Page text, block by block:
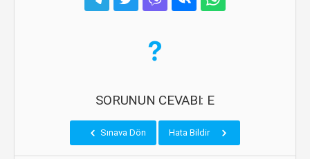
SORUNUN CEVABI: E
Sınava Dön Hata Bildir